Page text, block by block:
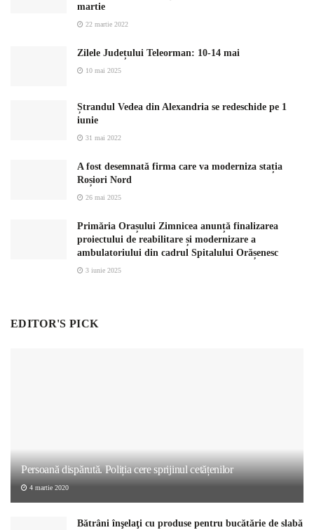
martie
22 martie 2022
Zilele Județului Teleorman: 10-14 mai
10 mai 2025
Ștrandul Vedea din Alexandria se redeschide pe 1
iunie
31 mai 2022
A fost desemnată firma care va moderniza stația
Roșiori Nord
26 mai 2025
Primăria Orașului Zimnicea anunță finalizarea
proiectului de reabilitare și modernizare a
ambulatoriului din cadrul Spitalului Orășenesc
3 iunie 2025
EDITOR'S PICK
Persoană dispărută. Poliția cere sprijinul cetățenilor
4 martie 2020
Bătrâni înşelaţi cu produse pentru bucătărie de slabă